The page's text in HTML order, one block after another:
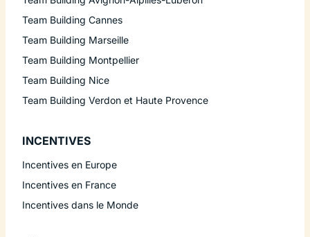
Team Building Cannes
Team Building Marseille
Team Building Montpellier
Team Building Nice
Team Building Verdon et Haute Provence
INCENTIVES
Incentives en Europe
Incentives en France
Incentives dans le Monde